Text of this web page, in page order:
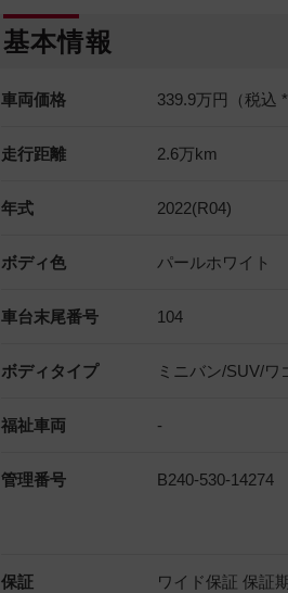
基本情報
車両価格 339.9万円（税込
走行距離 2.6万km
年式 2022(R04)
ボディ色 パールホワイト
車台末尾番号 104
ボディタイプ ミニバン/SUV/ワ
福祉車両 -
管理番号 B240-530-14274
保証
ワイド保証 保証